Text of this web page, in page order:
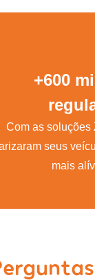
+600
Com as soluções
seus
mais